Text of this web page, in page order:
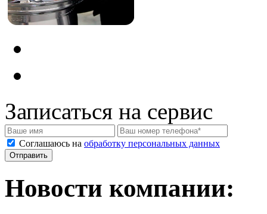
Записаться на сервис
Соглашаюсь на обработку персональных данных
Новости компании: